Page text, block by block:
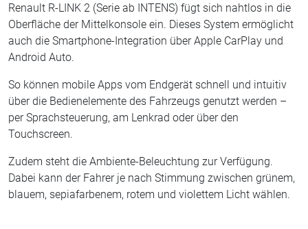
Renault R-LINK 2 (Serie ab INTENS) fügt sich nahtlos in die
Oberfläche der Mittelkonsole ein. Dieses System ermöglicht
auch die Smartphone-Integration über Apple CarPlay und
Android Auto.
So können mobile Apps vom Endgerät schnell und intuitiv
über die Bedienelemente des Fahrzeugs genutzt werden –
per Sprachsteuerung, am Lenkrad oder über den
Touchscreen.
Zudem steht die Ambiente-Beleuchtung zur Verfügung.
Dabei kann der Fahrer je nach Stimmung zwischen grünem,
blauem, sepiafarbenem, rotem und violettem Licht wählen.